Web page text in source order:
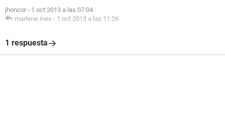
jhoncor - 1 oct 2013 a las 07:04
marlene-ines - 1 oct 2013 a las 11:26
1 respuesta